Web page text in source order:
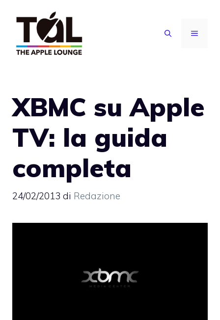
contenuto
MENU
XBMC su Apple
TV: la guida
completa
24/02/2013 di Redazione